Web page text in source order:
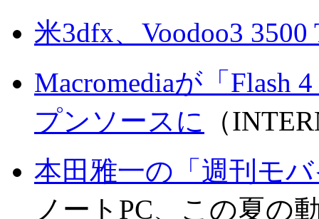
米3dfx、Voodoo3
Macromediaが「Flash
プンソースに （
本田雅一の「週刊モ
ノートPC、この夏の